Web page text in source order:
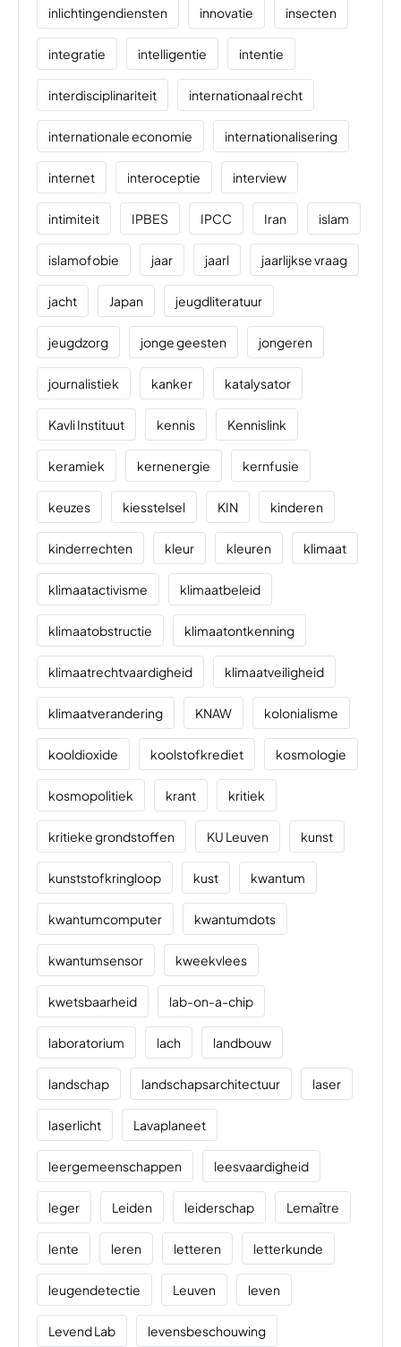
inlichtingendiensten innovatie insecten
integratie intelligentie intentie
interdisciplinariteit internationaal recht
internationale economie internationalisering
internet interoceptie interview
intimiteit IPBES IPCC Iran islam
islamofobie jaar jaarl jaarlijkse vraag
jacht Japan jeugdliteratuur
jeugdzorg jonge geesten jongeren
journalistiek kanker katalysator
Kavli Instituut kennis Kennislink
keramiek kernenergie kernfusie
keuzes kiesstelsel KIN kinderen
kinderrechten kleur kleuren klimaat
klimaatactivisme klimaatbeleid
klimaatobstructie klimaatontkenning
klimaatrechtvaardigheid klimaatveiligheid
klimaatverandering KNAW kolonialisme
kooldioxide koolstofkrediet kosmologie
kosmopolitiek krant kritiek
kritieke grondstoffen KU Leuven kunst
kunststofkringloop kust kwantum
kwantumcomputer kwantumdots
kwantumsensor kweekvlees
kwetsbaarheid lab-on-a-chip
laboratorium lach landbouw
landschap landschapsarchitectuur laser
laserlicht Lavaplaneet
leergemeenschappen leesvaardigheid
leger Leiden leiderschap Lemaître
lente leren letteren letterkunde
leugendetectie Leuven leven
Levend Lab levensbeschouwing